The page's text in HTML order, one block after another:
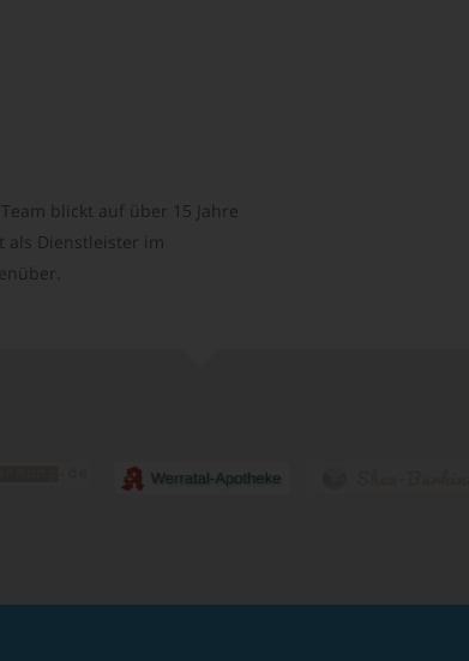
blickt auf über 15 Jahre
als Dienstleister im